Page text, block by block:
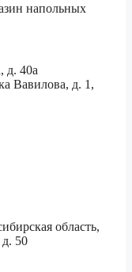
напольных
д. 40а
Вавилова, д. 1,
область,
д. 50